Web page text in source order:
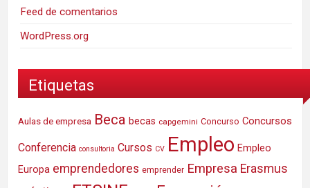
Feed de comentarios
WordPress.org
Etiquetas
Aulas de empresa Beca becas capgemini Concurso Concursos
Conferencia consultoria Cursos CV Empleo Empleo
Europa emprendedores emprender Empresa Erasmus